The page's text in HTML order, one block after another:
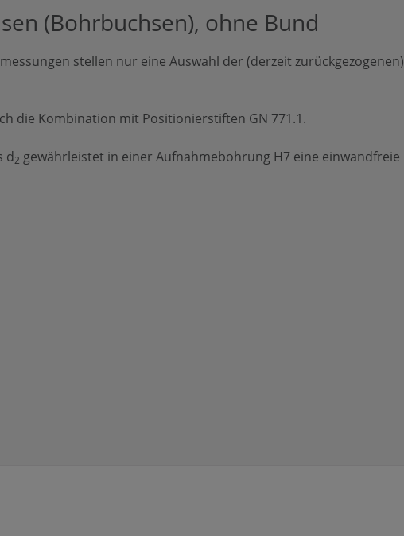
(Bohrbuchsen), ohne Bund
stellen nur eine Auswahl der (derzeit zurückgezogenen)
die Kombination mit Positionierstiften GN 771.1.
d2 gewährleistet in einer Aufnahmebohrung H7 eine einwandfreie